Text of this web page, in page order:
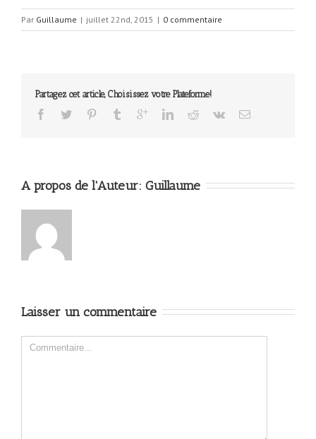
Par Guillaume | juillet 22nd, 2015 | 0 commentaire
Partagez cet article, Choisissez votre Plateforme!
A propos de l'Auteur: Guillaume
Laisser un commentaire